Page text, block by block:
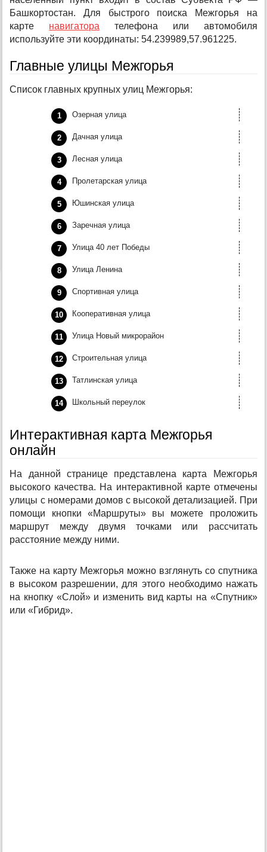
Башкортостан. Для быстрого поиска Межгорья на
карте навигатора телефона или автомобиля
используйте эти координаты: 54.239989,57.961225.
Главные улицы Межгорья
Список главных крупных улиц Межгорья:
Озерная улица
Дачная улица
Лесная улица
Пролетарская улица
Юшинская улица
Заречная улица
Улица 40 лет Победы
Улица Ленина
Спортивная улица
Кооперативная улица
Улица Новый микрорайон
Строительная улица
Татлинская улица
Школьный переулок
Интерактивная карта Межгорья
онлайн
На данной странице представлена карта Межгорья
высокого качества. На интерактивной карте отмечены
улицы с номерами домов с высокой детализацией. При
помощи кнопки «Маршруты» вы можете проложить
маршрут между двумя точками или рассчитать
расстояние между ними.
Также на карту Межгорья можно взглянуть со спутника
в высоком разрешении, для этого необходимо нажать
на кнопку «Слой» и изменить вид карты на «Спутник»
или «Гибрид».